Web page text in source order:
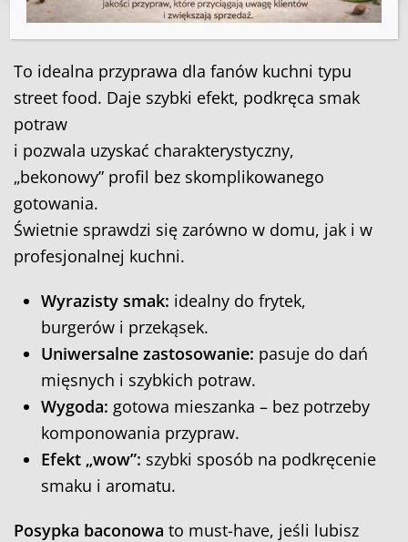
beconową?
To idealna przyprawa dla fanów kuchni typu
street food. Daje szybki efekt, podkręca smak
potraw
i pozwala uzyskać charakterystyczny,
„bekonowy” profil bez skomplikowanego
gotowania.
Świetnie sprawdzi się zarówno w domu, jak i w
profesjonalnej kuchni.
Wyrazisty smak: idealny do frytek,
burgerów i przekąsek.
Uniwersalne zastosowanie: pasuje do dań
mięsnych i szybkich potraw.
Wygoda: gotowa mieszanka – bez potrzeby
komponowania przypraw.
Efekt „wow”: szybki sposób na podkręcenie
smaku i aromatu.
Posypka baconowa to must-have, jeśli lubisz